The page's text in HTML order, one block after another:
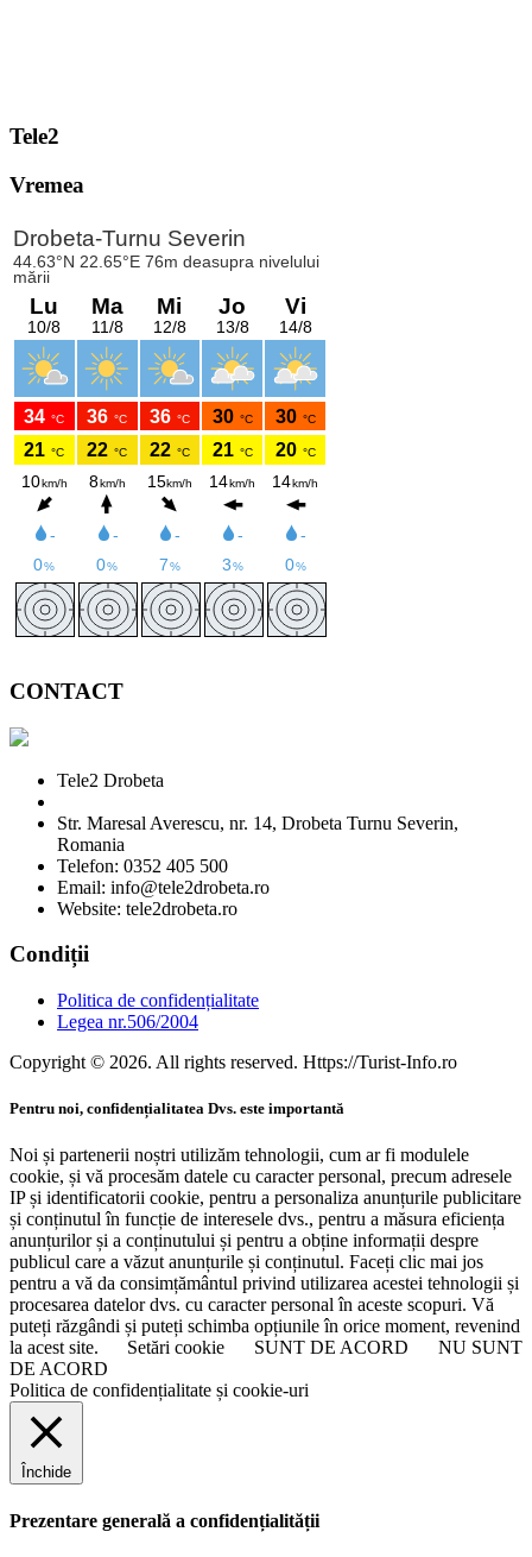
Tele2
Vremea
CONTACT
Tele2 Drobeta
Str. Maresal Averescu, nr. 14, Drobeta Turnu Severin,
Romania
Telefon: 0352 405 500
Email: info@tele2drobeta.ro
Website: tele2drobeta.ro
Condiții
Politica de confidențialitate
Legea nr.506/2004
Copyright © 2026. All rights reserved. Https://Turist-Info.ro
Pentru noi, confidențialitatea Dvs. este importantă
Noi și partenerii noștri utilizăm tehnologii, cum ar fi modulele
cookie, și vă procesăm datele cu caracter personal, precum adresele
IP și identificatorii cookie, pentru a personaliza anunțurile publicitare
și conținutul în funcție de interesele dvs., pentru a măsura eficiența
anunțurilor și a conținutului și pentru a obține informații despre
publicul care a văzut anunțurile și conținutul. Faceți clic mai jos
pentru a vă da consimțământul privind utilizarea acestei tehnologii și
procesarea datelor dvs. cu caracter personal în aceste scopuri. Vă
puteți răzgândi și puteți schimba opțiunile în orice moment, revenind
la acest site.
Setări cookie SUNT DE ACORD
NU SUNT
DE ACORD
Politica de confidențialitate și cookie-uri
Închide
Prezentare generală a confidențialității